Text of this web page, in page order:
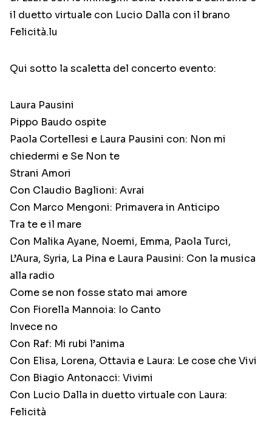
il duetto virtuale con Lucio Dalla con il brano
Felicità.lu
Qui sotto la scaletta del concerto evento:
Laura Pausini
Pippo Baudo ospite
Paola Cortellesi e Laura Pausini con: Non mi
chiedermi e Se Non te
Strani Amori
Con Claudio Baglioni: Avrai
Con Marco Mengoni: Primavera in Anticipo
Tra te e il mare
Con Malika Ayane, Noemi, Emma, Paola Turci,
L’Aura, Syria, La Pina e Laura Pausini: Con la musica
alla radio
Come se non fosse stato mai amore
Con Fiorella Mannoia: Io Canto
Invece no
Con Raf: Mi rubi l’anima
Con Elisa, Lorena, Ottavia e Laura: Le cose che Vivi
Con Biagio Antonacci: Vivimi
Con Lucio Dalla in duetto virtuale con Laura:
Felicità